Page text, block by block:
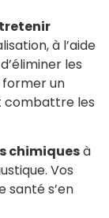
à l’aide
les
un
combattre les
chimiquesà
Vos
santé s’en